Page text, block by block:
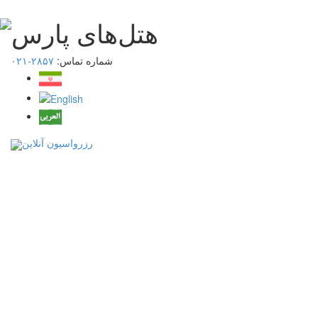
شماره تماس: ۲۸۵۷-۰۲۱
رزرواسیون آنلاین